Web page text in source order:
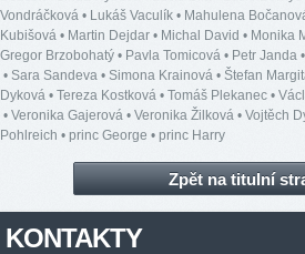
Vondráčková • Lukáš Vaculík • Mahulena
Kubišová • Martin Dejdar • Michal David • Monika
Gregor Brzobohatý • Pavla Tomicová • Petr Janda •
• Sara Sandeva • Simona Krainová • Štefan
Dyková • Tereza Kostková • Tomáš Plekanec •
• Veronika Gajerová • Veronika Žilková • Vojtěch
Pohlreich • princ George • princ Harry
Zpět na titulní
KONTAKTY